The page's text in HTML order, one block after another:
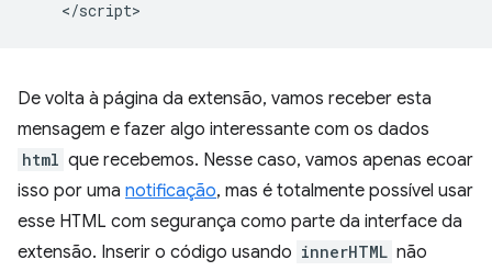
De volta à página da extensão, vamos receber esta
mensagem e fazer algo interessante com os dados
html que recebemos. Nesse caso, vamos apenas ecoar
isso por uma notificação, mas é totalmente possível usar
esse HTML com segurança como parte da interface da
extensão. Inserir o código usando innerHTML não